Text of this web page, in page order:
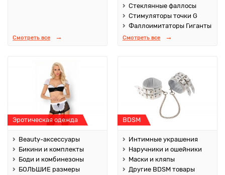
Смотреть все
Стеклянные фаллосы
Стимуляторы точки G
Фаллоимитаторы Гиганты
Смотреть все
Эротическая одежда
Beauty-аксессуары
Бикини и комплекты
Боди и комбинезоны
БОЛЬШИЕ размеры
BDSM
Интимные украшения
Наручники и ошейники
Маски и кляпы
Другие BDSM товары